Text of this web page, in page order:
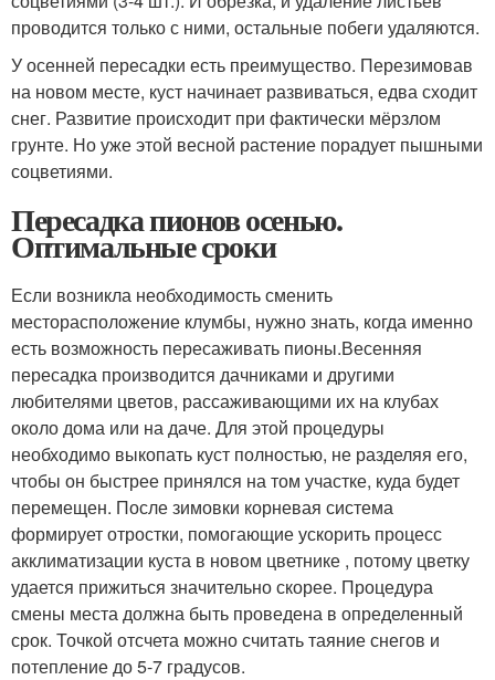
проводится только с ними, остальные побеги удаляются.
У осенней пересадки есть преимущество. Перезимовав
на новом месте, куст начинает развиваться, едва сходит
снег. Развитие происходит при фактически мёрзлом
грунте. Но уже этой весной растение порадует пышными
соцветиями.
Пересадка пионов осенью.
Оптимальные сроки
Если возникла необходимость сменить
месторасположение клумбы, нужно знать, когда именно
есть возможность пересаживать пионы.Весенняя
пересадка производится дачниками и другими
любителями цветов, рассаживающими их на клубах
около дома или на даче. Для этой процедуры
необходимо выкопать куст полностью, не разделяя его,
чтобы он быстрее принялся на том участке, куда будет
перемещен. После зимовки корневая система
формирует отростки, помогающие ускорить процесс
акклиматизации куста в новом цветнике , потому цветку
удается прижиться значительно скорее. Процедура
смены места должна быть проведена в определенный
срок. Точкой отсчета можно считать таяние снегов и
потепление до 5-7 градусов.